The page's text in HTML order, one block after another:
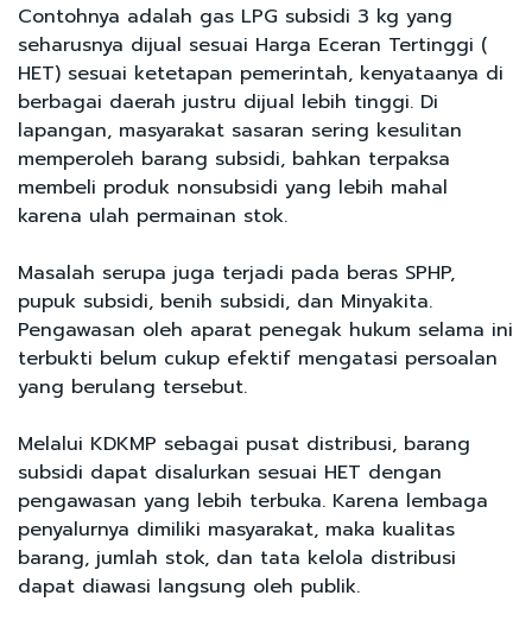
Contohnya adalah gas LPG subsidi 3 kg yang
seharusnya dijual sesuai Harga Eceran Tertinggi (
HET) sesuai ketetapan pemerintah, kenyataanya di
berbagai daerah justru dijual lebih tinggi. Di
lapangan, masyarakat sasaran sering kesulitan
memperoleh barang subsidi, bahkan terpaksa
membeli produk nonsubsidi yang lebih mahal
karena ulah permainan stok.
Masalah serupa juga terjadi pada beras SPHP,
pupuk subsidi, benih subsidi, dan Minyakita.
Pengawasan oleh aparat penegak hukum selama ini
terbukti belum cukup efektif mengatasi persoalan
yang berulang tersebut.
Melalui KDKMP sebagai pusat distribusi, barang
subsidi dapat disalurkan sesuai HET dengan
pengawasan yang lebih terbuka. Karena lembaga
penyalurnya dimiliki masyarakat, maka kualitas
barang, jumlah stok, dan tata kelola distribusi
dapat diawasi langsung oleh publik.